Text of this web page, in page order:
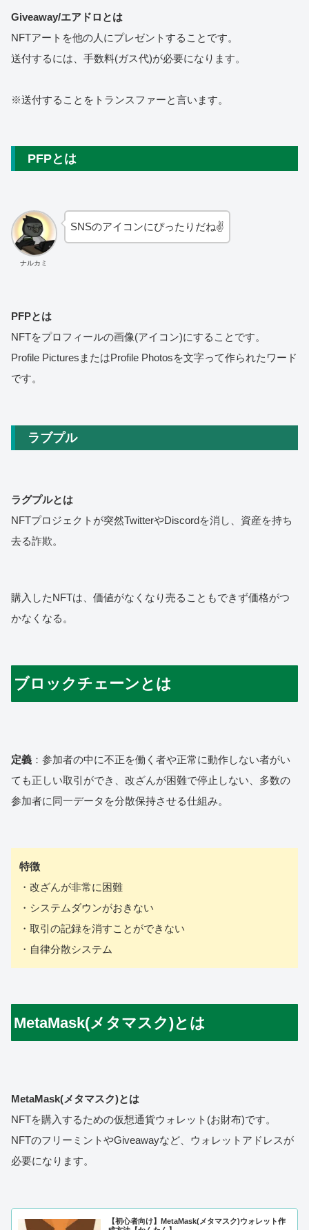
Giveaway/エアドロとは
NFTアートを他の人にプレゼントすることです。
送付するには、手数料(ガス代)が必要になります。
※送付することをトランスファーと言います。
PFPとは
ナルカミ
SNSのアイコンにぴったりだね✌️
PFPとは
NFTをプロフィールの画像(アイコン)にすることです。
Profile PicturesまたはProfile Photosを文字って作られたワード
です。
ラブプル
ラグプルとは
NFTプロジェクトが突然TwitterやDiscordを消し、資産を持ち
去る詐欺。
購入したNFTは、価値がなくなり売ることもできず価格がつ
かなくなる。
ブロックチェーンとは
定義 ：参加者の中に不正を働く者や正常に動作しない者がい
ても正しい取引ができ、改ざんが困難で停止しない、多数の
参加者に同一データを分散保持させる仕組み。
特徴
・改ざんが非常に困難
・システムダウンがおきない
・取引の記録を消すことができない
・自律分散システム
MetaMask(メタマスク)とは
MetaMask(メタマスク)とは
NFTを購入するための仮想通貨ウォレット(お財布)です。
NFTのフリーミントやGiveawayなど、ウォレットアドレスが
必要になります。
【初心者向け】MetaMask(メタマスク)ウォレット作